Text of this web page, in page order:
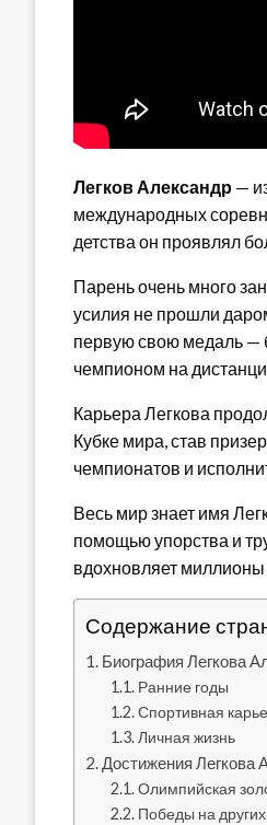
Легков Александр —
международных
детства он проявлял
Парень очень много
усилия не прошли
первую свою медаль —
чемпионом на
Карьера Легкова
Кубке мира, став
чемпионатов и
Весь мир знает имя
помощью упорства и
вдохновляет
Содержание
Биография Легкова
Ранние годы
Спортивная
Личная жизнь
Достижения Легкова
Олимпийская
Победы на